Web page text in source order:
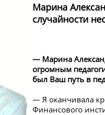
Марина
случайности
— Марина
огромным
был Ваш путь в
— Я оканчивала
Финансового